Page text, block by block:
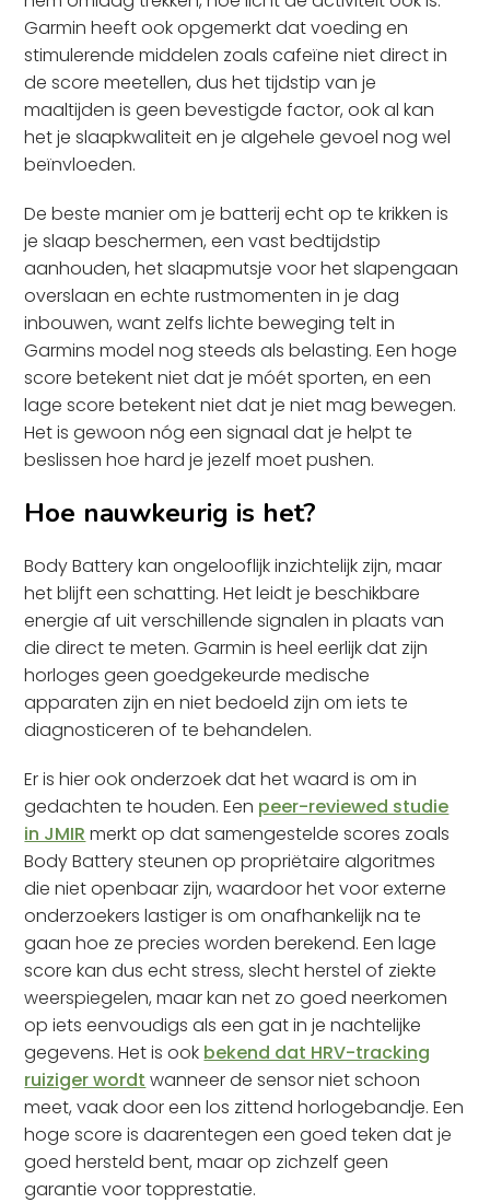
Garmin heeft ook opgemerkt dat voeding en
stimulerende middelen zoals cafeïne niet direct in
de score meetellen, dus het tijdstip van je
maaltijden is geen bevestigde factor, ook al kan
het je slaapkwaliteit en je algehele gevoel nog wel
beïnvloeden.
De beste manier om je batterij echt op te krikken is
je slaap beschermen, een vast bedtijdstip
aanhouden, het slaapmutsje voor het slapengaan
overslaan en echte rustmomenten in je dag
inbouwen, want zelfs lichte beweging telt in
Garmins model nog steeds als belasting. Een hoge
score betekent niet dat je móét sporten, en een
lage score betekent niet dat je niet mag bewegen.
Het is gewoon nóg een signaal dat je helpt te
beslissen hoe hard je jezelf moet pushen.
Hoe nauwkeurig is het?
Body Battery kan ongelooflijk inzichtelijk zijn, maar
het blijft een schatting. Het leidt je beschikbare
energie af uit verschillende signalen in plaats van
die direct te meten. Garmin is heel eerlijk dat zijn
horloges geen goedgekeurde medische
apparaten zijn en niet bedoeld zijn om iets te
diagnosticeren of te behandelen.
Er is hier ook onderzoek dat het waard is om in
gedachten te houden. Een peer-reviewed studie
in JMIR merkt op dat samengestelde scores zoals
Body Battery steunen op propriëtaire algoritmes
die niet openbaar zijn, waardoor het voor externe
onderzoekers lastiger is om onafhankelijk na te
gaan hoe ze precies worden berekend. Een lage
score kan dus echt stress, slecht herstel of ziekte
weerspiegelen, maar kan net zo goed neerkomen
op iets eenvoudigs als een gat in je nachtelijke
gegevens. Het is ook bekend dat HRV-tracking
ruiziger wordt wanneer de sensor niet schoon
meet, vaak door een los zittend horlogebandje. Een
hoge score is daarentegen een goed teken dat je
goed hersteld bent, maar op zichzelf geen
garantie voor topprestatie.